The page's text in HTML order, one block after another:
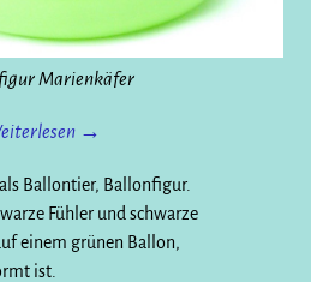
Marienkäfer
→
Ballontier, Ballonfigur.
Fühler und schwarze
einem grünen Ballon,
ist.